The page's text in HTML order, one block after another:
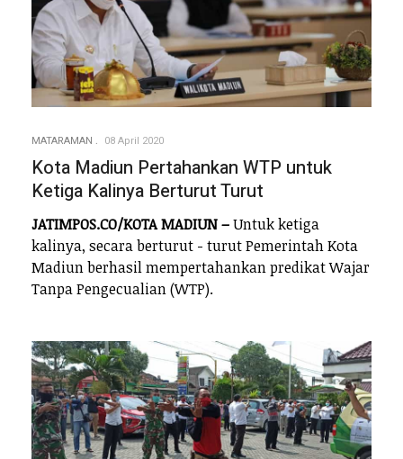
MATARAMAN 08 April 2020
Kota Madiun Pertahankan WTP untuk
Ketiga Kalinya Berturut Turut
JATIMPOS.CO/KOTA MADIUN –Untuk ketiga
kalinya, secara berturut - turut Pemerintah Kota
Madiun berhasil mempertahankan predikat Wajar
Tanpa Pengecualian (WTP).